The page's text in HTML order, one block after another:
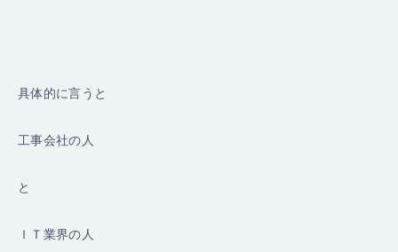
具体的に言うと
工事会社の人
と
ＩＴ業界の人